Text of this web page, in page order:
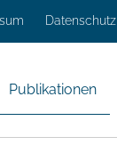
Datenschutz
Publikationen